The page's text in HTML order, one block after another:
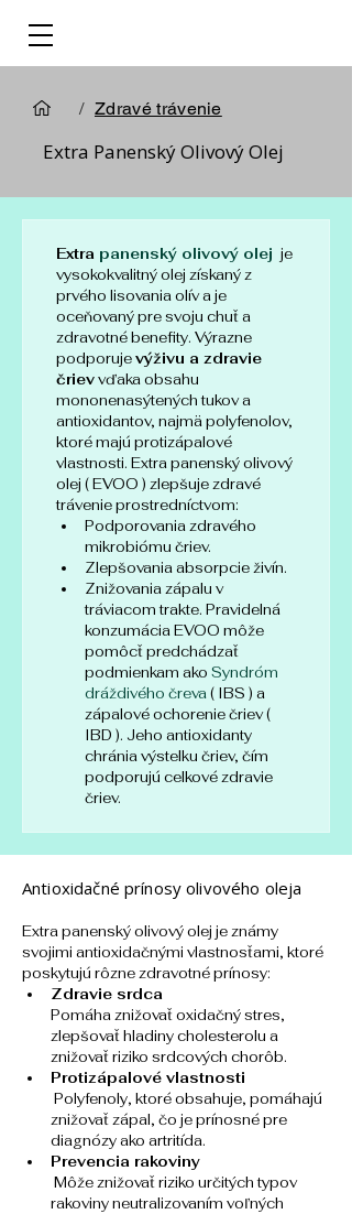
/ Zdravé trávenie
Extra Panenský Olivový Olej
Extra panenský olivový olej je
vysokokvalitný olej získaný z
prvého lisovania olív a je
oceňovaný pre svoju chuť a
zdravotné benefity. Výrazne
podporuje výživu a zdravie
čriev vďaka obsahu
mononenasýtených tukov a
antioxidantov, najmä polyfenolov,
ktoré majú protizápalové
vlastnosti. Extra panenský olivový
olej ( EVOO ) zlepšuje zdravé
trávenie prostredníctvom:
Podporovania zdravého
mikrobiómu čriev.
Zlepšovania absorpcie živín.
Znižovania zápalu v
tráviacom trakte. Pravidelná
konzumácia EVOO môže
pomôcť predchádzať
podmienkam ako Syndróm
dráždivého čreva ( IBS ) a
zápalové ochorenie čriev (
IBD ). Jeho antioxidanty
chránia výstelku čriev, čím
podporujú celkové zdravie
čriev.
Antioxidačné prínosy olivového oleja
Extra panenský olivový olej je známy
svojimi antioxidačnými vlastnosťami, ktoré
poskytujú rôzne zdravotné prínosy:
Zdravie srdca
Pomáha znižovať oxidačný stres,
zlepšovať hladiny cholesterolu a
znižovať riziko srdcových chorôb.
Protizápalové vlastnosti
znižovať zápal, čo je prínosné pre
diagnózy ako artritída.
Prevencia rakoviny
rakoviny neutralizovaním voľných